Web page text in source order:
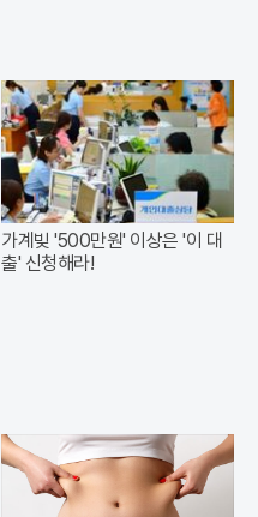
가계빚 '500만원' 이상은 '이 대
출' 신청해라!